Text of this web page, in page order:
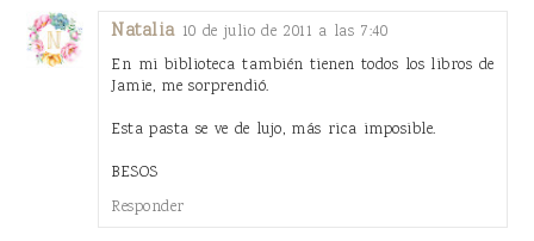
Natalia 10 de julio de 2011 a las 7:40
En mi biblioteca también tienen todos los libros de
Jamie, me sorprendió.
Esta pasta se ve de lujo, más rica imposible.
BESOS
Responder